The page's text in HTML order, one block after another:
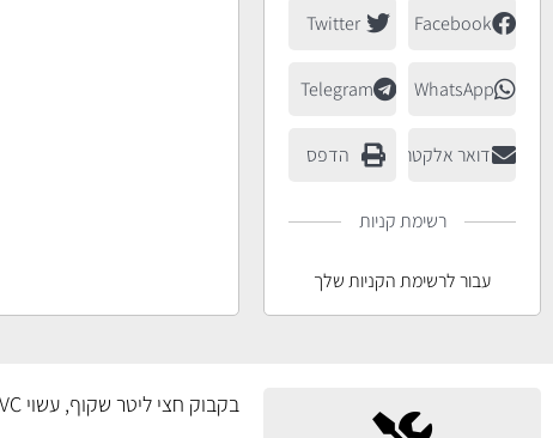
Facebook
Twitter
WhatsApp
Telegram
דואר אלקטרוני הדפס
רשימת קניות
עבור לרשימת הקניות שלך
בקבוק חצי ליטר שקוף, עשוי PVC מעוטר לוגו CG עם פקק "פליפ" איכותי.